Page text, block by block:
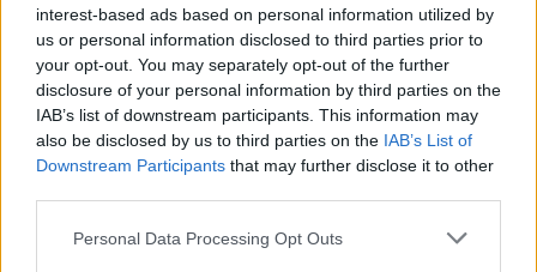
interest-based ads based on personal information utilized by
us or personal information disclosed to third parties prior to
your opt-out. You may separately opt-out of the further
disclosure of your personal information by third parties on the
IAB’s list of downstream participants. This information may
also be disclosed by us to third parties on the IAB’s List of
Downstream Participants that may further disclose it to other
Please note that this website/app uses one or more Google
Personal Data Processing Opt Outs